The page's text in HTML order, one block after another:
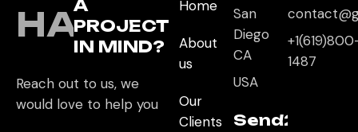
HAVE
A
PROJECT
IN MIND?
Reach out to us, we
would love to help you
Home
About
us
Our
Clients
San
Diego
CA
USA
Send2App
1487